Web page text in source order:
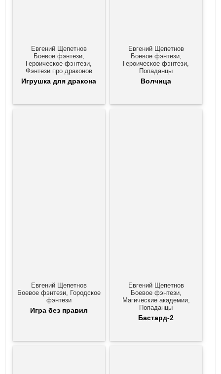
Евгений Щепетнов
Боевое фэнтези,
Героическое фэнтези,
Фэнтези про драконов
Игрушка для дракона
Евгений Щепетнов
Боевое фэнтези,
Героическое фэнтези,
Попаданцы
Волчица
Евгений Щепетнов
Боевое фэнтези, Городское
фэнтези
Игра без правил
Евгений Щепетнов
Боевое фэнтези,
Магические академии,
Попаданцы
Бастард-2